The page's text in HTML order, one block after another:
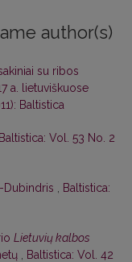
author(s)
su ribos
a. lietuviškuose
Baltistica
Baltistica: Vol. 53 No. 2
Dubindris
Baltistica:
Lietuvių kalbos
Baltistica: Vol. 42